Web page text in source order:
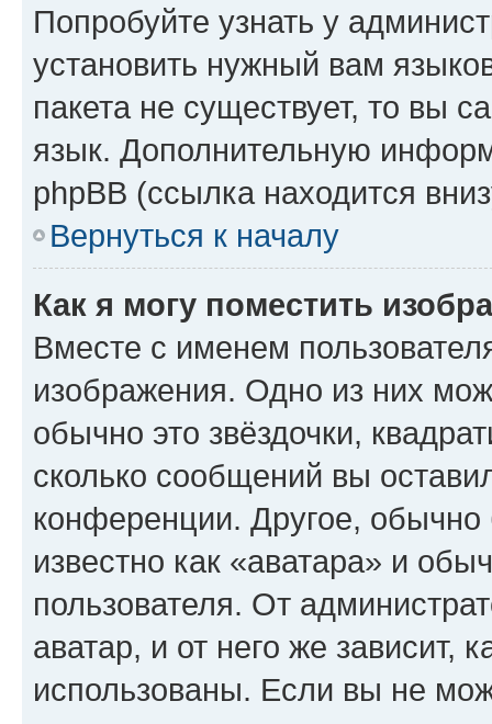
Попробуйте узнать у
установить нужный вам
пакета не существует, то вы
язык. Дополнительную
phpBB (ссылка находится
Вернуться к началу
Как я могу поместить
Вместе с именем
изображения. Одно из них
обычно это звёздочки,
сколько сообщений вы
конференции. Другое,
известно как «аватара» и
пользователя. От
аватар, и от него же зависит,
использованы. Если вы не